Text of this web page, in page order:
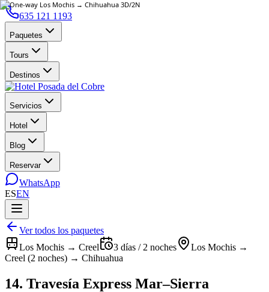
635 121 1193
Paquetes
Tours
Destinos
Servicios
Hotel
Blog
Reservar
WhatsApp
ESEN
Ver todos los paquetes
Los Mochis → Creel
3 días / 2 noches
Los Mochis →
Creel (2 noches) → Chihuahua
14. Travesía Express Mar–Sierra